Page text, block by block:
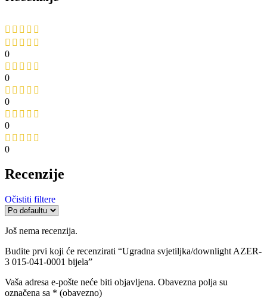
0
0
0
0
0
Recenzije
Očistiti filtere
Još nema recenzija.
Budite prvi koji će recenzirati “Ugradna svjetiljka/downlight AZER-
3 015-041-0001 bijela”
Vaša adresa e-pošte neće biti objavljena. Obavezna polja su
označena sa * (obavezno)